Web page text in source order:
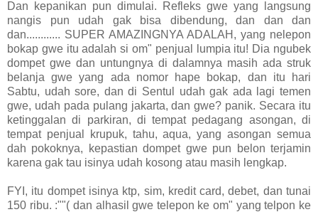
Dan kepanikan pun dimulai. Refleks gwe yang langsung
nangis pun udah gak bisa dibendung, dan dan dan
dan............ SUPER AMAZINGNYA ADALAH, yang nelepon
bokap gwe itu adalah si om" penjual lumpia itu! Dia ngubek
dompet gwe dan untungnya di dalamnya masih ada struk
belanja gwe yang ada nomor hape bokap, dan itu hari
Sabtu, udah sore, dan di Sentul udah gak ada lagi temen
gwe, udah pada pulang jakarta, dan gwe? panik. Secara itu
ketinggalan di parkiran, di tempat pedagang asongan, di
tempat penjual krupuk, tahu, aqua, yang asongan semua
dah pokoknya, kepastian dompet gwe pun belon terjamin
karena gak tau isinya udah kosong atau masih lengkap.
FYI, itu dompet isinya ktp, sim, kredit card, debet, dan tunai
150 ribu. :""( dan alhasil gwe telepon ke om" yang telpon ke